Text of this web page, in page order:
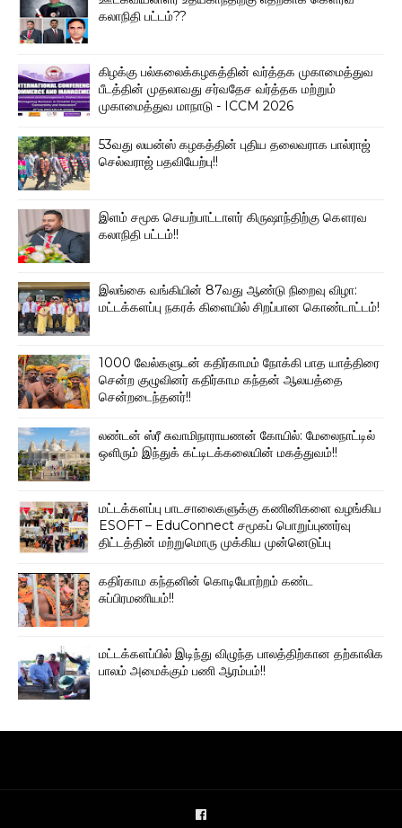
கலாநிதி பட்டம்??
கிழக்கு பல்கலைக்கழகத்தின் வர்த்தக முகாமைத்துவ
பீடத்தின் முதலாவது சர்வதேச வர்த்தக மற்றும்
முகாமைத்துவ மாநாடு - ICCM 2026
53வது லயன்ஸ் கழகத்தின் புதிய தலைவராக பால்ராஜ்
செல்வராஜ் பதவியேற்பு!!
இளம் சமூக செயற்பாட்டாளர் கிருஷாந்திற்கு கௌரவ
கலாநிதி பட்டம்!!
இலங்கை வங்கியின் 87வது ஆண்டு நிறைவு விழா:
மட்டக்களப்பு நகரக் கிளையில் சிறப்பான கொண்டாட்டம்!
1000 வேல்களுடன் கதிர்காமம் நோக்கி பாத யாத்திரை
சென்ற குழுவினர் கதிர்காம கந்தன் ஆலயத்தை
சென்றடைந்தனர்!!
லண்டன் ஸ்ரீ சுவாமிநாராயணன் கோயில்: மேலைநாட்டில்
ஒளிரும் இந்துக் கட்டிடக்கலையின் மகத்துவம்!!
மட்டக்களப்பு பாடசாலைகளுக்கு கணினிகளை வழங்கிய
ESOFT – EduConnect சமூகப் பொறுப்புணர்வு
திட்டத்தின் மற்றுமொரு முக்கிய முன்னெடுப்பு
கதிர்காம கந்தனின் கொடியோற்றம் கண்ட
சுப்பிரமணியம்!!
மட்டக்களப்பில் இடிந்து விழுந்த பாலத்திற்கான தற்காலிக
பாலம் அமைக்கும் பணி ஆரம்பம்!!